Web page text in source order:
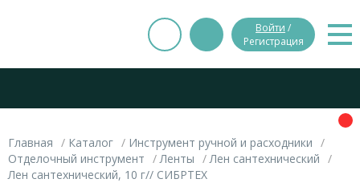
Войти /
Регистрация
Главная Каталог
Инструмент ручной и расходники
Отделочный инструмент
Ленты
Лен сантехнический
Лен сантехнический, 10 г// СИБРТЕХ